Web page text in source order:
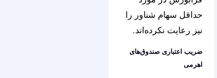
حداقل سهام شناور را
نیز رعایت نکرده‌اند.
ضریب اعتباری صندوق‌های
اهرمی